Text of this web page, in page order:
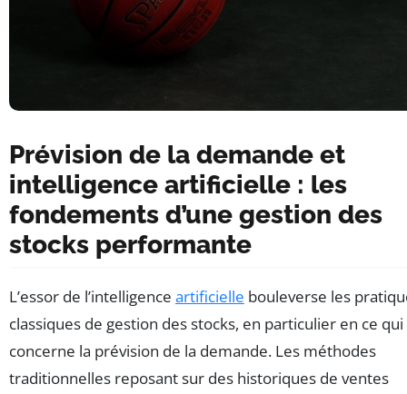
Prévision de la demande et
intelligence artificielle : les
fondements d’une gestion des
stocks performante
L’essor de l’intelligence artificielle bouleverse les
classiques de gestion des stocks, en particulier en ce qui
concerne la prévision de la demande. Les méthodes
traditionnelles reposant sur des historiques de ventes